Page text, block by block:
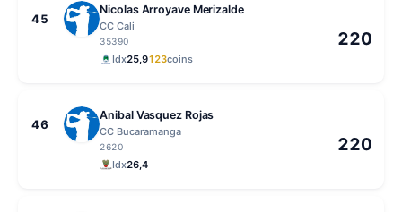
45
Nicolas Arroyave Merizalde
CC Cali
35390
Idx25,9123coins
220
46
Anibal Vasquez Rojas
CC Bucaramanga
2620
Idx26,4
220